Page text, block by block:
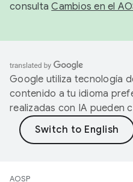
consultaCambios en el
Google utiliza tecnología
contenido a tu idioma
realizadas con IA pueden
AOSP